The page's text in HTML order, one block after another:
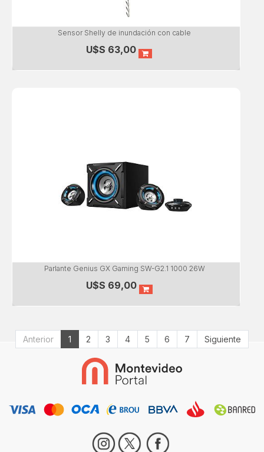
Sensor Shelly de inundación con cable
U$S 63,00
Parlante Genius GX Gaming SW-G2.1 1000 26W
U$S 69,00
Anterior 1 2 3 4 5 6 7 Siguiente